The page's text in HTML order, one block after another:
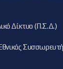
Δίκτυο (Π.Σ.Δ.)